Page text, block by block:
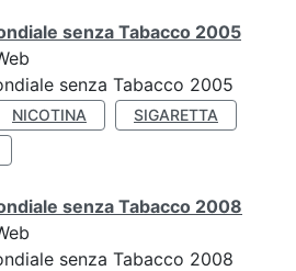
senza Tabacco 2005
senza Tabacco 2005
NICOTINA
SIGARETTA
senza Tabacco 2008
senza Tabacco 2008